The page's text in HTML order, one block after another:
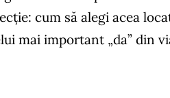
cum să alegi acea
mai important „da” din